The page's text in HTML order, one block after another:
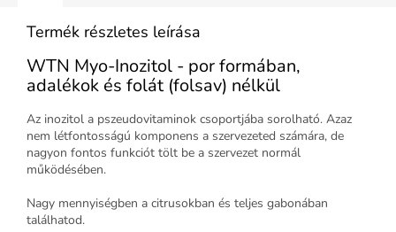
Termék részletes leírása
WTN Myo-Inozitol - por formában,
adalékok és folát (folsav) nélkül
Az inozitol a pszeudovitaminok csoportjába sorolható. Azaz
nem létfontosságú komponens a szervezeted számára, de
nagyon fontos funkciót tölt be a szervezet normál
működésében.
Nagy mennyiségben a citrusokban és teljes gabonában
találhatod.